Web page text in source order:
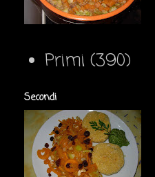
Primi (390)
Secondi